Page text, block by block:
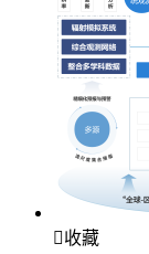
收藏